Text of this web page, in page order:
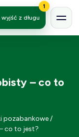
z długu
1
– co to
pozabankowe/
co to jest?